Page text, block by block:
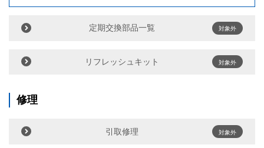
定期交換部品一覧 対象外
リフレッシュキット 対象外
修理
引取修理 対象外